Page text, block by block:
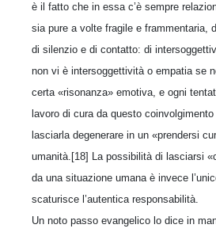
è il fatto che in essa c’è sempre
sia pure a volte fragile e frammentaria,
di silenzio e di contatto: di
non vi è intersoggettività o empatia se
certa «risonanza» emotiva, e ogni
lavoro di cura da questo
lasciarla degenerare in un «prendersi
umanità.[18] La possibilità di lasciarsi
da una situazione umana è invece
scaturisce l’autentica responsabilità.
Un noto passo evangelico lo dice in